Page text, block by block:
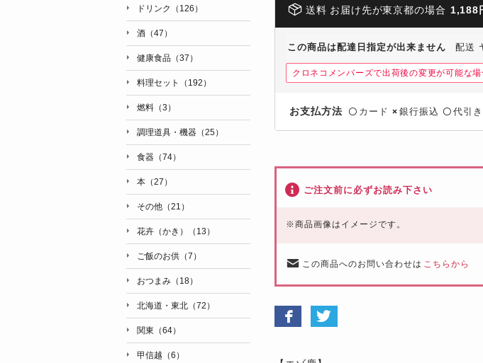
送料 お届け先が東京都の場合 1,188
この商品は配達日指定が出来ません 配送
クロネコメンバーズで出荷後の変更が可能な
お支払方法 〇 カード × 銀行振込 〇 代引き
ご注文前に必ずお読み下さい
※商品画像はイメージです。
この商品へのお問い合わせは こちらから
ドリンク（126）
酒（47）
健康食品（37）
料理セット（192）
燃料（3）
調理道具・機器（25）
食器（74）
本（27）
その他（21）
花卉（かき）（13）
ご飯のお供（7）
おつまみ（18）
北海道・東北（72）
関東（64）
甲信越（6）